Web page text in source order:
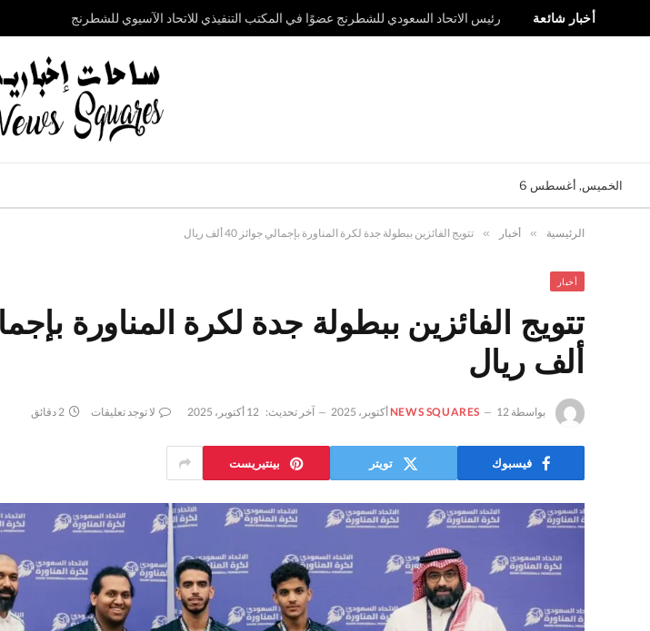
أخبار شائعة رئيس الاتحاد السعودي للشطرنج عضوًا في المكتب التنفيذي للاتحاد الآسيوي للشطرنج
الخميس, أغسطس 6
الرئيسية » أخبار » تتويج الفائزين ببطولة جدة لكرة المناورة بإجمالي جوائز 40 ألف ريال
أخبار
ألف ريال
بواسطة NEWS SQUARES 12 أكتوبر، 2025 آخر تحديث: 12 أكتوبر، 2025 لا توجد تعليقات 2 دقائق
فيسبوك تويتر بينتيريست